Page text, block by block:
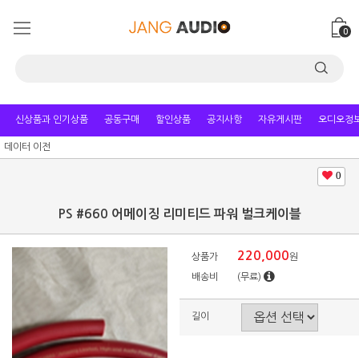
0
신상품과 인기상품 공동구매 할인상품 공지사항 자유게시판 오디오정
데이터 이전
0
PS #660 어메이징 리미티드 파워 벌크케이블
상품가 220,000원
배송비 (무료)
길이